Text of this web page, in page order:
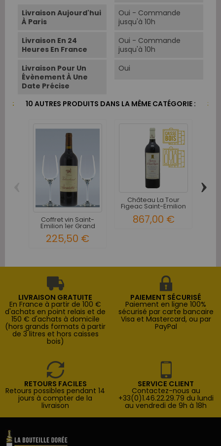
Livraison Aujourd'hui
À Paris
Oui - Commande
jusqu'à 10h
Livraison En 24
Heures En France
Oui - Commande
jusqu'à 10h
Livraison Pour Un
Évènement À Une
Date Précise
Oui
10 AUTRES PRODUITS DANS LA MÊME CATÉGORIE :
Coffret vin Saint-
Emilion 1er Grand
225,50 €
Château La Tour
Figeac Saint-Emilion
867,00 €
›
LIVRAISON GRATUITE
En France à partir de 100 €
d'achats en point relais et de
150 € d'achats à domicile
(hors grands formats à partir
de 3 litres et hors caisses
bois)
PAIEMENT SÉCURISÉ
Paiement en ligne 100%
sécurisé par carte bancaire
Visa et Mastercard, ou par
PayPal
RETOURS FACILES
Retours possibles pendant 14
jours à compter de la
livraison
SERVICE CLIENT
Contactez-nous au
+33(0)1.46.22.29.79 du lundi
au vendredi de 9h à 18h